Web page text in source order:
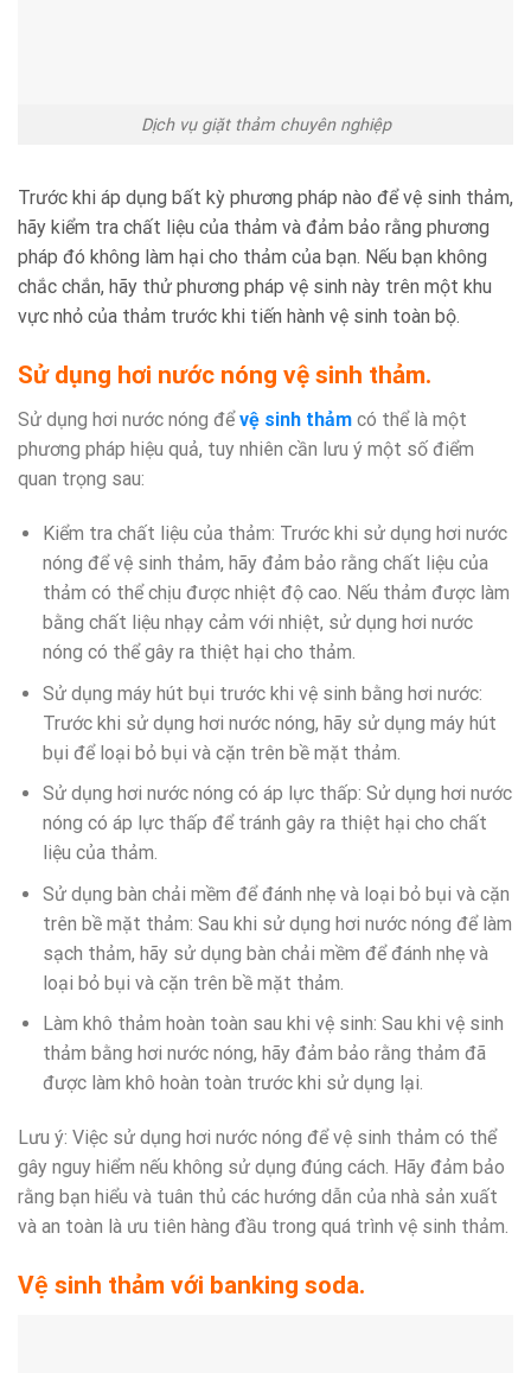
Dịch vụ giặt thảm chuyên nghiệp
Trước khi áp dụng bất kỳ phương pháp nào để vệ sinh thảm,
hãy kiểm tra chất liệu của thảm và đảm bảo rằng phương
pháp đó không làm hại cho thảm của bạn. Nếu bạn không
chắc chắn, hãy thử phương pháp vệ sinh này trên một khu
vực nhỏ của thảm trước khi tiến hành vệ sinh toàn bộ.
Sử dụng hơi nước nóng vệ sinh thảm.
Sử dụng hơi nước nóng đểvệ sinh thảm có thể là một
phương pháp hiệu quả, tuy nhiên cần lưu ý một số điểm
quan trọng sau:
Kiểm tra chất liệu của thảm: Trước khi sử dụng hơi nước
nóng để vệ sinh thảm, hãy đảm bảo rằng chất liệu của
thảm có thể chịu được nhiệt độ cao. Nếu thảm được làm
bằng chất liệu nhạy cảm với nhiệt, sử dụng hơi nước
nóng có thể gây ra thiệt hại cho thảm.
Sử dụng máy hút bụi trước khi vệ sinh bằng hơi nước:
Trước khi sử dụng hơi nước nóng, hãy sử dụng máy hút
bụi để loại bỏ bụi và cặn trên bề mặt thảm.
Sử dụng hơi nước nóng có áp lực thấp: Sử dụng hơi nước
nóng có áp lực thấp để tránh gây ra thiệt hại cho chất
liệu của thảm.
Sử dụng bàn chải mềm để đánh nhẹ và loại bỏ bụi và cặn
trên bề mặt thảm: Sau khi sử dụng hơi nước nóng để làm
sạch thảm, hãy sử dụng bàn chải mềm để đánh nhẹ và
loại bỏ bụi và cặn trên bề mặt thảm.
Làm khô thảm hoàn toàn sau khi vệ sinh: Sau khi vệ sinh
thảm bằng hơi nước nóng, hãy đảm bảo rằng thảm đã
được làm khô hoàn toàn trước khi sử dụng lại.
Lưu ý: Việc sử dụng hơi nước nóng để vệ sinh thảm có thể
gây nguy hiểm nếu không sử dụng đúng cách. Hãy đảm bảo
rằng bạn hiểu và tuân thủ các hướng dẫn của nhà sản xuất
và an toàn là ưu tiên hàng đầu trong quá trình vệ sinh thảm.
Vệ sinh thảm với banking soda.